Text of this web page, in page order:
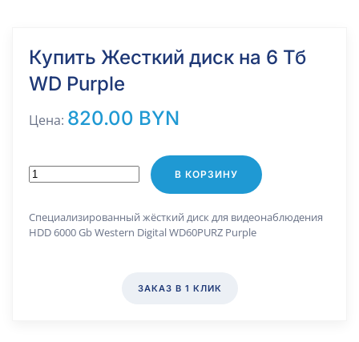
Купить Жесткий диск на 6 Тб
WD Purple
Цена: 820.00 BYN
В КОРЗИНУ
Специализированный жёсткий диск для видеонаблюдения
HDD 6000 Gb Western Digital WD60PURZ Purple
ЗАКАЗ В 1 КЛИК